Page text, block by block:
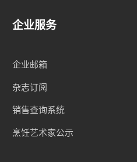
企业服务
企业邮箱
杂志订阅
销售查询系统
烹饪艺术家公示